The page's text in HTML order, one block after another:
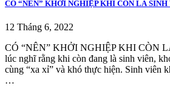
CÓ “NÊN” KHỞI NGHIỆP KHI CÒN LÀ SINH
12 Tháng 6, 2022
CÓ “NÊN” KHỞI NGHIỆP KHI CÒN
lúc nghĩ rằng khi còn đang là sinh viên,
cùng “xa xỉ” và khó thực hiện. Sinh viên
…